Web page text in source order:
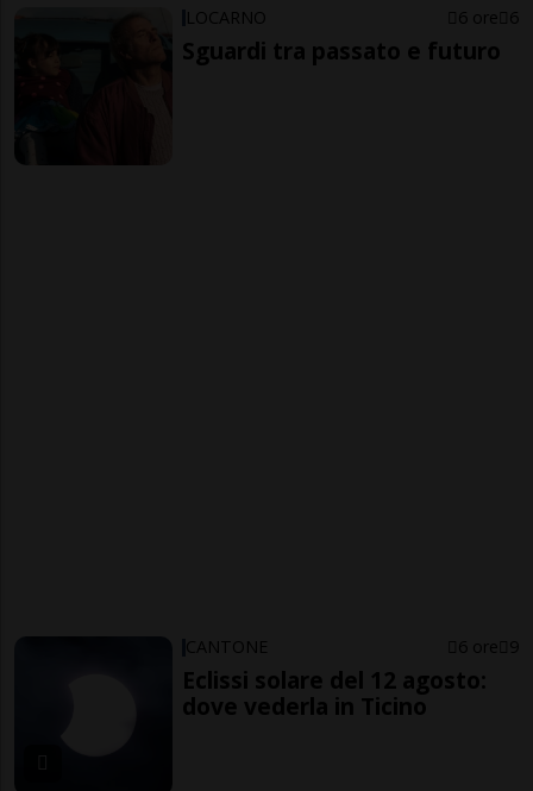
LOCARNO 6 ore 6
Sguardi tra passato e futuro
CANTONE 6 ore 9
Eclissi solare del 12 agosto:
dove vederla in Ticino